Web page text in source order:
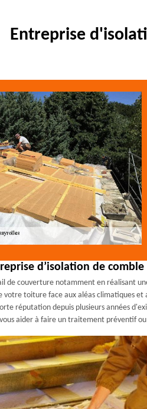
Entreprise
d’isolation de comble
de couverture notamment en réalisant
toiture face aux aléas climatiques et
réputation depuis plusieurs années
aider à faire un traitement préventif